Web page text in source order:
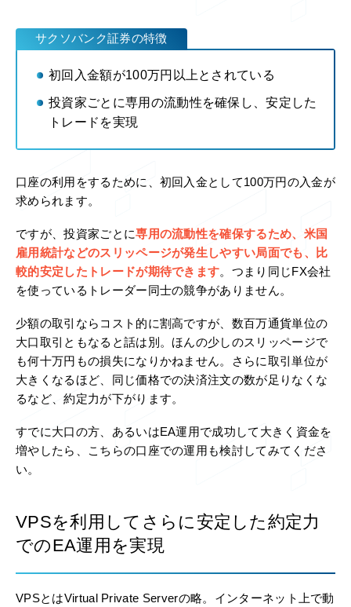
サクソバンク証券の特徴
初回入金額が100万円以上とされている
投資家ごとに専用の流動性を確保し、安定した
トレードを実現
口座の利用をするために、初回入金として100万円の入金が
求められます。
ですが、投資家ごとに専用の流動性を確保するため、米国
雇用統計などのスリッページが発生しやすい局面でも、比
較的安定したトレードが期待できます。つまり同じFX会社
を使っているトレーダー同士の競争がありません。
少額の取引ならコスト的に割高ですが、数百万通貨単位の
大口取引ともなると話は別。ほんの少しのスリッページで
も何十万円もの損失になりかねません。さらに取引単位が
大きくなるほど、同じ価格での決済注文の数が足りなくな
るなど、約定力が下がります。
すでに大口の方、あるいはEA運用で成功して大きく資金を
増やしたら、こちらの口座での運用も検討してみてくださ
い。
VPSを利用してさらに安定した約定力
でのEA運用を実現
VPSとはVirtual Private Serverの略。インターネット上で動